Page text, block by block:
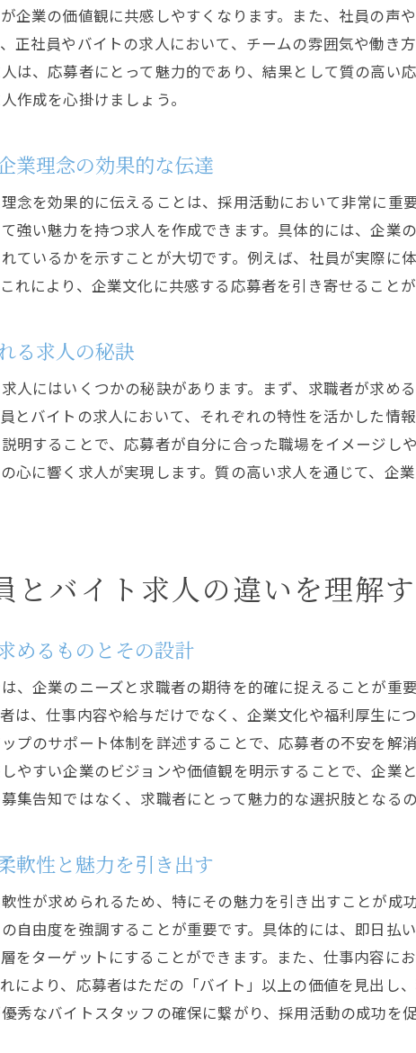
正社員の安定性とキ
バイトの柔軟性と多
効果的な給与と報酬
求人広告を活用して理想
求人メディアの選び
オンライン広告の効
求人広告における差
オフライン広告との
採用活動の新常識を押さ
デジタル時代におけ
リモート面接のメリ
持続可能な採用活動
未来志向の採用戦略
求職者のニーズを反
応募者のエンゲージ
ビジュアルを活用し
応募者の疑問に答え
企業の価値観に共感しやすくなります。また、社員の
正社員やバイトの求人において、チームの雰囲気や働
は、応募者にとって魅力的であり、結果として質の高
作成を心掛けましょう。
業理念の効果的な伝達
念を効果的に伝えることは、採用活動において非常に
強い魅力を持つ求人を作成できます。具体的には、企
ているかを示すことが大切です。例えば、社員が実際
れにより、企業文化に共感する応募者を引き寄せること
る求人の秘訣
人にはいくつかの秘訣があります。まず、求職者が求
とバイトの求人において、それぞれの特性を活かした情
明することで、応募者が自分に合った職場をイメージ
心に響く求人が実現します。質の高い求人を通じて、
とバイト求人の違いを理解
めるものとその設計
、企業のニーズと求職者の期待を的確に捉えることが
は、仕事内容や給与だけでなく、企業文化や福利厚生に
プのサポート体制を詳述することで、応募者の不安を
やすい企業のビジョンや価値観を明示することで、企
集告知ではなく、求職者にとって魅力的な選択肢となるの
軟性と魅力を引き出す
性が求められるため、特にその魅力を引き出すことが成
自由度を強調することが重要です。具体的には、即日
をターゲットにすることができます。また、仕事内容
により、応募者はただの「バイト」以上の価値を見出し
秀なバイトスタッフの確保に繋がり、採用活動の成功を促